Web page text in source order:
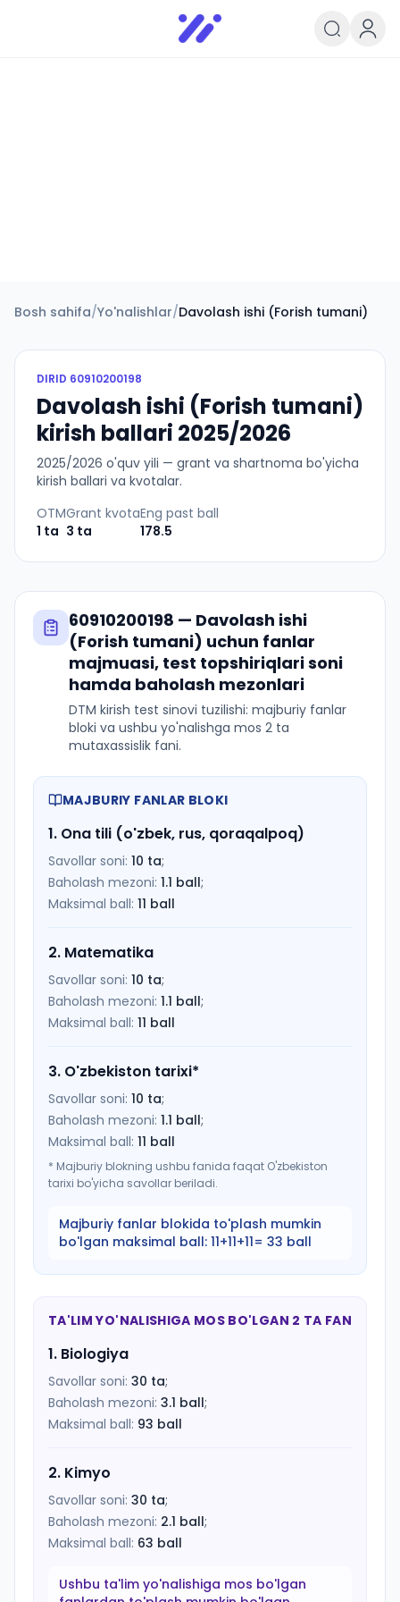
Infoedu
Ta&#039;lim xabarlari va
Bosh sahifa/Yo'nalishlar/Davolash ishi (Forish tumani)
DIRID 60910200198
Davolash ishi (Forish tumani)
kirish ballari 2025/2026
2025/2026 o'quv yili — grant va shartnoma bo'yicha
kirish ballari va kvotalar.
OTM
1 ta
Grant kvota
3 ta
Eng past ball
178.5
60910200198 — Davolash ishi
(Forish tumani) uchun fanlar
majmuasi, test topshiriqlari soni
hamda baholash mezonlari
DTM kirish test sinovi tuzilishi: majburiy fanlar
bloki va ushbu yo'nalishga mos 2 ta
mutaxassislik fani.
MAJBURIY FANLAR BLOKI
1. Ona tili (o'zbek, rus, qoraqalpoq)
Savollar soni: 10 ta;
Baholash mezoni: 1.1 ball;
Maksimal ball: 11 ball
2. Matematika
Savollar soni: 10 ta;
Baholash mezoni: 1.1 ball;
Maksimal ball: 11 ball
3. O'zbekiston tarixi*
Savollar soni: 10 ta;
Baholash mezoni: 1.1 ball;
Maksimal ball: 11 ball
* Majburiy blokning ushbu fanida faqat O'zbekiston
tarixi bo'yicha savollar beriladi.
Majburiy fanlar blokida to'plash mumkin
bo'lgan maksimal ball: 11+11+11= 33 ball
TA'LIM YO'NALISHIGA MOS BO'LGAN 2 TA FAN
1. Biologiya
Savollar soni: 30 ta;
Baholash mezoni: 3.1 ball;
Maksimal ball: 93 ball
2. Kimyo
Savollar soni: 30 ta;
Baholash mezoni: 2.1 ball;
Maksimal ball: 63 ball
Ushbu ta'lim yo'nalishiga mos bo'lgan